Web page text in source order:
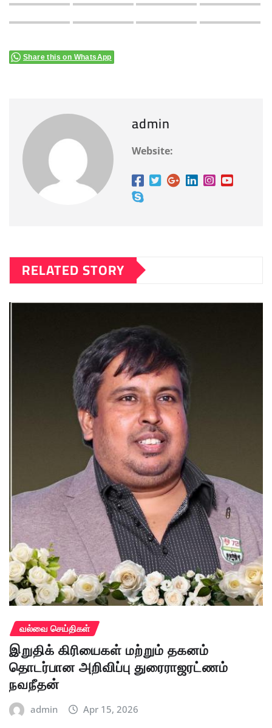
Share this on WhatsApp
admin
Website:
RELATED STORY
வல்வை செய்திகள்
இறுதிக் கிரியைகள் மற்றும் தகனம்
தொடர்பான அறிவிப்பு துரைராஜரட்ணம்
நவநீதன்
admin Apr 15, 2026